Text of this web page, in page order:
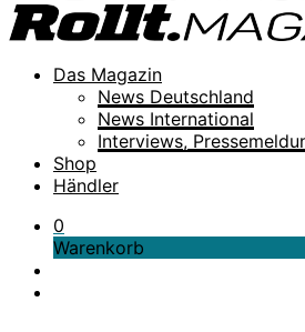
Das Magazin
News Deutschland
News International
Interviews,
Shop
Händler
0
Warenkorb